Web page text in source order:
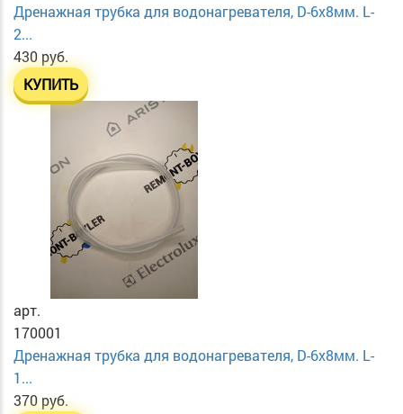
Дренажная трубка для водонагревателя, D-6х8мм. L-
2...
430 руб.
КУПИТЬ
арт.
170001
Дренажная трубка для водонагревателя, D-6х8мм. L-
1...
370 руб.